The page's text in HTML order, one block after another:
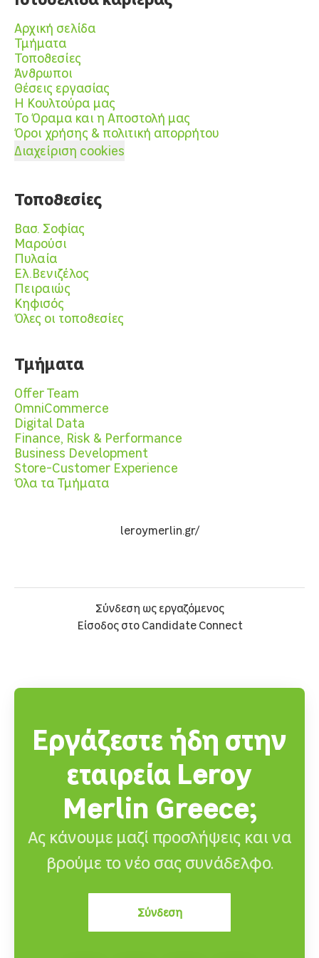
Αρχική σελίδα
Τμήματα
Τοποθεσίες
Άνθρωποι
Θέσεις εργασίας
Η Κουλτούρα μας
Το Όραμα και η Αποστολή μας
Όροι χρήσης & πολιτική απορρήτου
Διαχείριση cookies
Τοποθεσίες
Βασ. Σοφίας
Μαρούσι
Πυλαία
Ελ.Βενιζέλος
Πειραιώς
Κηφισός
Όλες οι τοποθεσίες
Τμήματα
Offer Team
OmniCommerce
Digital Data
Finance, Risk & Performance
Business Development
Store-Customer Experience
Όλα τα Τμήματα
leroymerlin.gr/
Σύνδεση ως εργαζόμενος
Είσοδος στο Candidate Connect
Εργάζεστε ήδη στην
εταιρεία Leroy
Merlin Greece;
Ας κάνουμε μαζί προσλήψεις και να
βρούμε το νέο σας συνάδελφο.
Σύνδεση